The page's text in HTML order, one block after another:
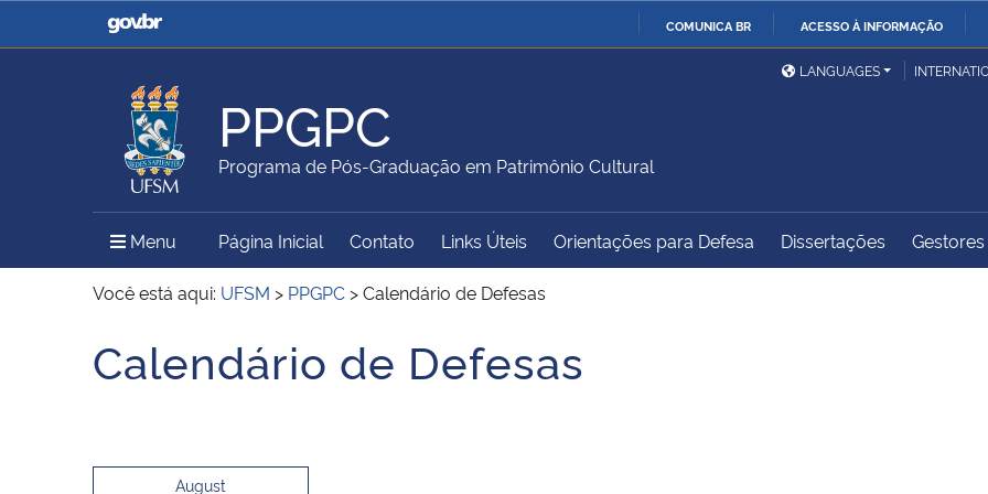
COMUNICA BR ACESSO À INFORMAÇÃO
Casa Civil
Ministério da Justiça e
Ministério da Defesa
Ministério das Relações
Exteriores
Ministério da Agricultura,
Pecuária e Abastecimento
Ministério da Educação
Ministério do Meio Ambiente Ministério do Turismo
Ministério do
Controladoria-Geral da
Secretaria de Governo
Gabinete de Segurança
Advocacia-Geral da União
LANGUAGES
PPGPC
Programa de Pós-Graduação em Patrimônio Cultural
Menu Menu Principal do Sítio
Página Inicial Contato Links Úteis Orientações para Defesa Dissertações
Você está aqui: UFSM > PPGPC >Calendário de Defesas
Início do conteúdo
Calendário de Defesas
August